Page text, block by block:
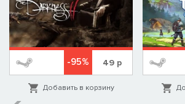
-95% 49 р
Добавить в корзину